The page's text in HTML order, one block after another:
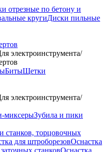
отрезные по бетону и
кругиДиски пильные
электроинструмента/
БитыЩетки
электроинструмента/
миксерыЗубила и пики
станков, торцовочных
для штроборезовОснастка
станковОснастка